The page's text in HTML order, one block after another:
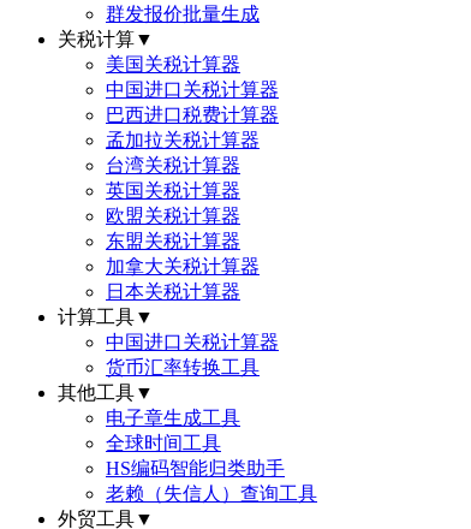
群发报价批量生成
关税计算▼
美国关税计算器
中国进口关税计算器
巴西进口税费计算器
孟加拉关税计算器
台湾关税计算器
英国关税计算器
欧盟关税计算器
东盟关税计算器
加拿大关税计算器
日本关税计算器
计算工具▼
中国进口关税计算器
货币汇率转换工具
其他工具▼
电子章生成工具
全球时间工具
HS编码智能归类助手
老赖（失信人）查询工具
外贸工具▼